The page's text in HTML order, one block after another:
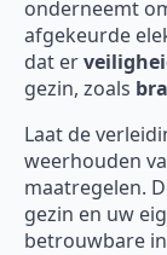
onderneemt
afgekeurde
dat er
gezin, zoals
Laat de
weerhouden
maatregelen.
gezin en uw
betrouwbare